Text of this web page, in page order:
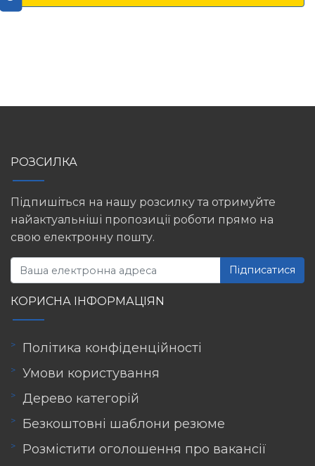
РОЗСИЛКА
Підпишіться на нашу розсилку та отримуйте
найактуальніші пропозиції роботи прямо на
свою електронну пошту.
Підписатися
КОРИСНА ІНФОРМАЦІЯN
Політика конфіденційності
Умови користування
Дерево категорій
Безкоштовні шаблони резюме
Розмістити оголошення про вакансії